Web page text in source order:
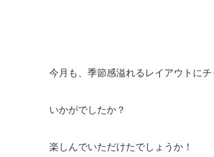
今月も、季節感溢れるレイアウトにチ
いかがでしたか？
楽しんでいただけたでしょうか！